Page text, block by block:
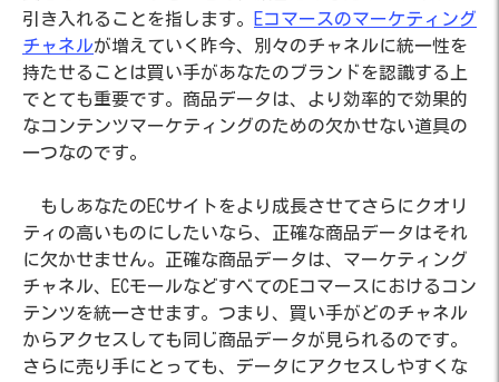
引き入れることを指します。
Eコマースのマーケティング
チャネルが増えていく昨今、別々のチャネルに統一性を
持たせることは買い手があなたのブランドを認識する上
でとても重要です。商品データは、より効率的で効果的
なコンテンツマーケティングのための欠かせない道具の
一つなのです。
もしあなたのECサイトをより成長させてさらにクオリ
ティの高いものにしたいなら、正確な商品データはそれ
に欠かせません。正確な商品データは、マーケティング
チャネル、ECモールなどすべてのEコマースにおけるコン
テンツを統一させます。つまり、買い手がどのチャネル
からアクセスしても同じ商品データが見られるのです。
さらに売り手にとっても、データにアクセスしやすくな